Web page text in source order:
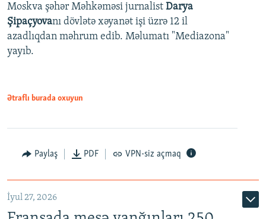
Moskva şəhər Məhkəməsi jurnalist Darya
Şipaçyovanı dövlətə xəyanət işi üzrə 12 il
azadlıqdan məhrum edib. Məlumatı "Mediazona"
yayıb.
Ətraflı burada oxuyun
Paylaş PDF VPN-siz açmaq
İyul 27, 2026